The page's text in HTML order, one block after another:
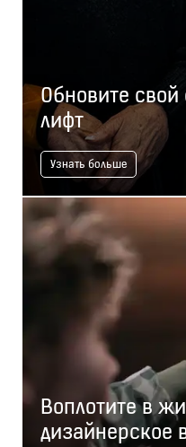
Обновите
лифт
Узнать больше
Воплотите в
дизайнерское